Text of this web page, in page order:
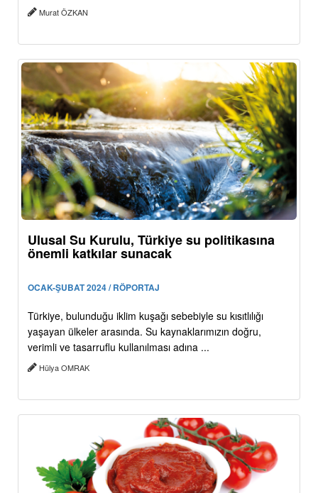
Murat ÖZKAN
Ulusal Su Kurulu, Türkiye su politikasına
önemli katkılar sunacak
OCAK-ŞUBAT 2024 / RÖPORTAJ
Türkiye, bulunduğu iklim kuşağı sebebiyle su kısıtlılığı
yaşayan ülkeler arasında. Su kaynaklarımızın doğru,
verimli ve tasarruflu kullanılması adına ...
Hülya OMRAK